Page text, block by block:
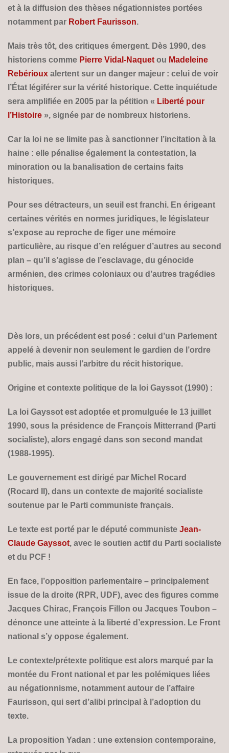
et à la diffusion des thèses négationnistes portées
notamment par Robert Faurisson.
Mais très tôt, des critiques émergent. Dès 1990, des
historiens comme Pierre Vidal-Naquet ou Madeleine
Rebérioux alertent sur un danger majeur : celui de voir
l’État légiférer sur la vérité historique. Cette inquiétude
sera amplifiée en 2005 par la pétition « Liberté pour
l’Histoire », signée par de nombreux historiens.
Car la loi ne se limite pas à sanctionner l’incitation à la
haine : elle pénalise également la contestation, la
minoration ou la banalisation de certains faits
historiques.
Pour ses détracteurs, un seuil est franchi. En érigeant
certaines vérités en normes juridiques, le législateur
s’expose au reproche de figer une mémoire
particulière, au risque d’en reléguer d’autres au second
plan – qu’il s’agisse de l’esclavage, du génocide
arménien, des crimes coloniaux ou d’autres tragédies
historiques.
Dès lors, un précédent est posé : celui d’un Parlement
appelé à devenir non seulement le gardien de l’ordre
public, mais aussi l’arbitre du récit historique.
Origine et contexte politique de la loi Gayssot (1990) :
La loi Gayssot est adoptée et promulguée le 13 juillet
1990, sous la présidence de François Mitterrand (Parti
socialiste), alors engagé dans son second mandat
(1988-1995).
Le gouvernement est dirigé par Michel Rocard
(Rocard II), dans un contexte de majorité socialiste
soutenue par le Parti communiste français.
Le texte est porté par le député communiste Jean-
Claude Gayssot, avec le soutien actif du Parti socialiste
et du PCF !
En face, l’opposition parlementaire – principalement
issue de la droite (RPR, UDF), avec des figures comme
Jacques Chirac, François Fillon ou Jacques Toubon –
dénonce une atteinte à la liberté d’expression. Le Front
national s’y oppose également.
Le contexte/prétexte politique est alors marqué par la
montée du Front national et par les polémiques liées
au négationnisme, notamment autour de l’affaire
Faurisson, qui sert d’alibi principal à l’adoption du
texte.
La proposition Yadan : une extension contemporaine,